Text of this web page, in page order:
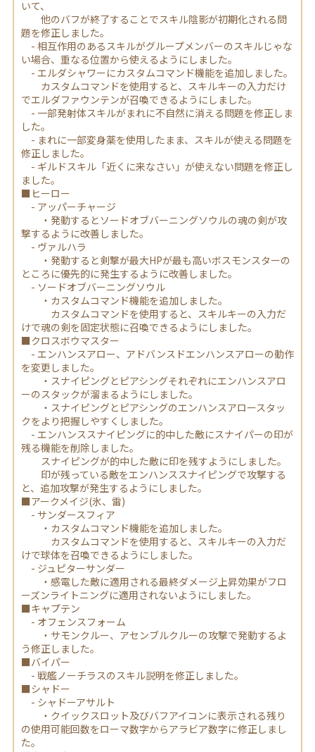
いて、
他のバフが終了することでスキル陰影が初期化される問
題を修正しました。
- 相互作用のあるスキルがグループメンバーのスキルじゃな
い場合、重なる位置から使えるようにしました。
- エルダシャワーにカスタムコマンド機能を追加しました。
カスタムコマンドを使用すると、スキルキーの入力だけ
でエルダファウンテンが召喚できるようにしました。
- 一部発射体スキルがまれに不自然に消える問題を修正しま
した。
- まれに一部変身薬を使用したまま、スキルが使える問題を
修正しました。
- ギルドスキル「近くに来なさい」が使えない問題を修正し
ました。
■ヒーロー
- アッパーチャージ
・発動するとソードオブバーニングソウルの魂の剣が攻
撃するように改善しました。
- ヴァルハラ
・発動すると剣撃が最大HPが最も高いボスモンスターの
ところに優先的に発生するように改善しました。
- ソードオブバーニングソウル
・カスタムコマンド機能を追加しました。
カスタムコマンドを使用すると、スキルキーの入力だ
けで魂の剣を固定状態に召喚できるようにしました。
■クロスボウマスター
- エンハンスアロー、アドバンスドエンハンスアローの動作
を変更しました。
・スナイピングとピアシングそれぞれにエンハンスアロ
ーのスタックが溜まるようにしました。
・スナイピングとピアシングのエンハンスアロースタッ
クをより把握しやすくしました。
- エンハンススナイピングに的中した敵にスナイパーの印が
残る機能を削除しました。
スナイピングが的中した敵に印を残すようにしました。
印が残っている敵をエンハンススナイピングで攻撃する
と、追加攻撃が発生するようにしました。
■アークメイジ(氷、雷)
- サンダースフィア
・カスタムコマンド機能を追加しました。
カスタムコマンドを使用すると、スキルキーの入力だ
けで球体を召喚できるようにしました。
- ジュピターサンダー
・感電した敵に適用される最終ダメージ上昇効果がフロ
ーズンライトニングに適用されないようにしました。
■キャプテン
- オフェンスフォーム
・サモンクルー、アセンブルクルーの攻撃で発動するよ
う修正しました。
■バイパー
- 戦艦ノーチラスのスキル説明を修正しました。
■シャドー
- シャドーアサルト
・クイックスロット及びバフアイコンに表示される残り
の使用可能回数をローマ数字からアラビア数字に修正しまし
た。